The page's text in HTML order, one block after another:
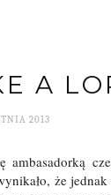
A
2013
że jednak